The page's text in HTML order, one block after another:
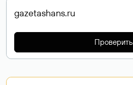
Проверить